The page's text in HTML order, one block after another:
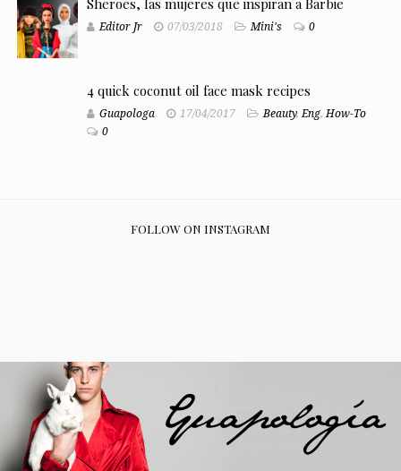
Sheroes, las mujeres que inspiran a Barbie
Editor Jr 07/03/2018 Mini's 0
4 quick coconut oil face mask recipes
Guapologa 17/04/2017 Beauty,Eng,How-To
0
FOLLOW ON INSTAGRAM